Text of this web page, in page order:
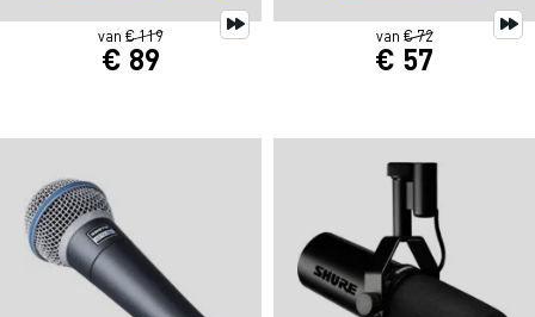
van € 119
€ 89
van € 72
€ 57